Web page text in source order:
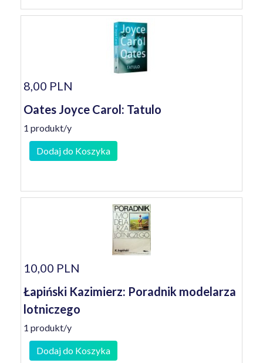
8,00 PLN
Oates Joyce Carol: Tatulo
1 produkt/y
Dodaj do Koszyka
10,00 PLN
Łapiński Kazimierz: Poradnik modelarza
lotniczego
1 produkt/y
Dodaj do Koszyka